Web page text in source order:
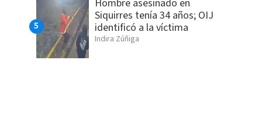
Hombre asesinado en
Siquirres tenía 34 años; OIJ
identificó a la víctima
Indira Zúñiga